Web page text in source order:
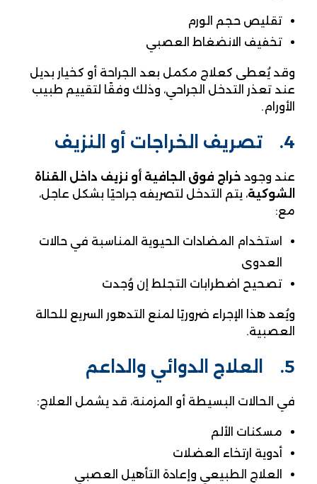
تقليص حجم الورم
تخفيف الانضغاط العصبي
وقد يُعطى كعلاج مكمل بعد الجراحة أو كخيار بديل
عند تعذر التدخل الجراحي، وذلك وفقًا لتقييم طبيب
الأورام.
4. تصريف الخراجات أو النزيف
عند وجود خراج فوق الجافية أو نزيف داخل القناة
الشوكية، يتم التدخل لتصريفه جراحيًا بشكل عاجل،
مع:
استخدام المضادات الحيوية المناسبة في حالات
العدوى
تصحيح اضطرابات التجلط إن وُجدت
ويُعد هذا الإجراء ضروريًا لمنع التدهور السريع للحالة
العصبية.
5. العلاج الدوائي والداعم
في الحالات البسيطة أو المزمنة، قد يشمل العلاج:
مسكنات الألم
أدوية ارتخاء العضلات
العلاج الطبيعي وإعادة التأهيل العصبي